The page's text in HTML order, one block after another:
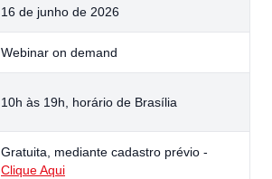
16 de junho de 2026
Webinar on demand
10h às 19h, horário de Brasília
Gratuita, mediante cadastro prévio -
Clique Aqui